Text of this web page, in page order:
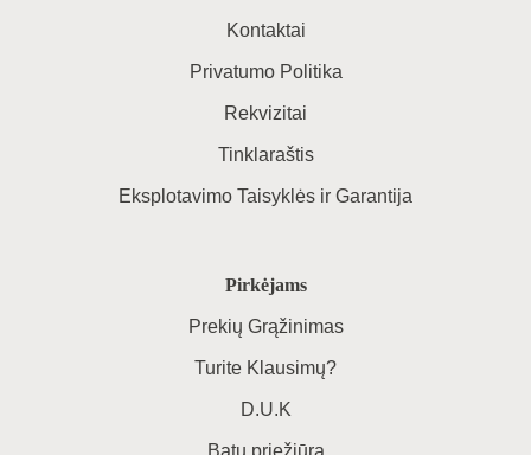
Kontaktai
Privatumo Politika
Rekvizitai
Tinklaraštis
Eksplotavimo Taisyklės ir Garantija
Pirkėjams
Prekių Grąžinimas
Turite Klausimų?
D.U.K
Batų priežiūra